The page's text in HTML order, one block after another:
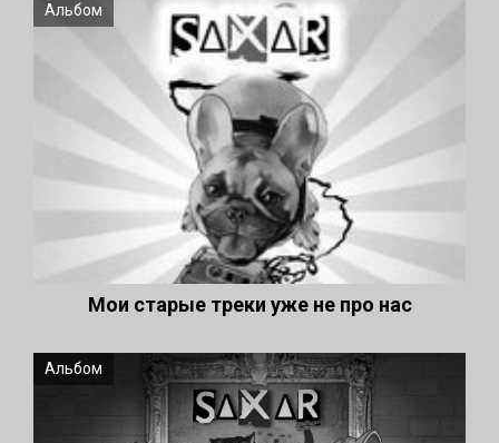
Альбом
Мои старые треки уже не про нас
Альбом